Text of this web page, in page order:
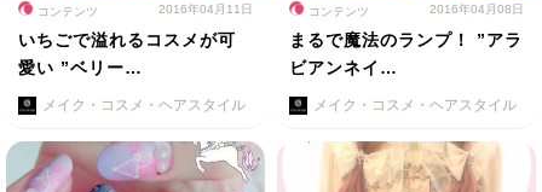
コンテンツ 2016年04月11日
いちごで溢れるコスメが可
愛い ”ベリー…
メイク・コスメ・ヘアスタイル
コンテンツ 2016年04月08日
まるで魔法のランプ！ ”アラ
ビアンネイ…
メイク・コスメ・ヘアスタイル